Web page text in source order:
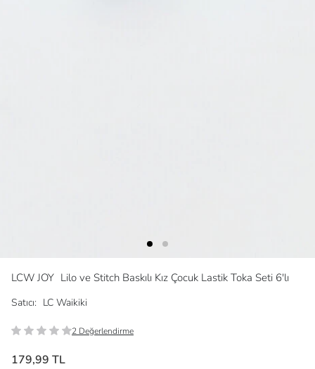
LCW JOY Lilo ve Stitch Baskılı Kız Çocuk Lastik Toka Seti 6'lı
Satıcı: LC Waikiki
2 Değerlendirme
179,99 TL